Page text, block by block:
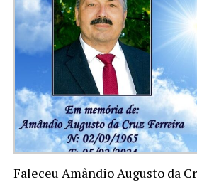
Faleceu Amândio Augusto da